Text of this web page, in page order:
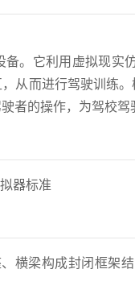
。它利用虚拟现实
从而进行驾驶训练
者的操作，为驾校驾
器标准
横梁构成封闭框架